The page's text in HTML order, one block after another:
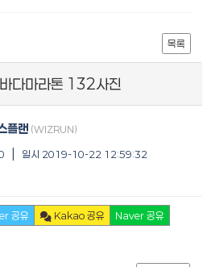
목록
다마라톤 132사진
플랜 (WIZRUN)
일시 2019-10-22 12:59:32
공유 Kakao 공유 Naver 공유